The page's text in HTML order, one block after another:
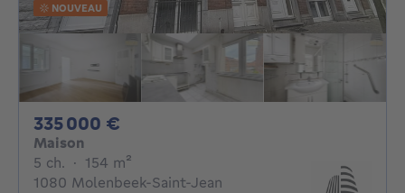
NOUVEAU
335 000 €
Maison
5 ch. 5 chambres
· 154 m²
1080 Molenbeek-Saint-Jean